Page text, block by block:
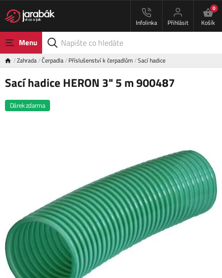
Infolinka Přihlásit
0
Košík
Menu
Zahrada Čerpadla Příslušenství k čerpadlům Sací hadice
Sací hadice HERON 3" 5 m 900487
Dárek zdarma